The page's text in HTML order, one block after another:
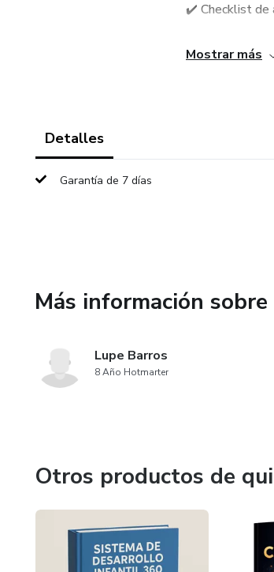
✔️ Checklist de
✔️ Guía de
Mostrar más
Detalles
Garantía de 7 días
Más información
Lupe Barros
8 Año Hotmarter
Otros productos de